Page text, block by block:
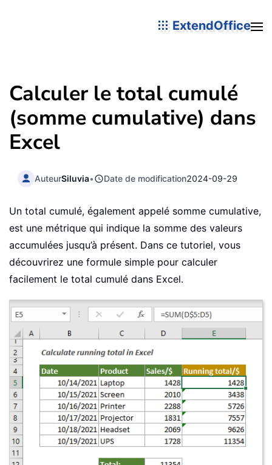
ExtendOffice
Calculer le total cumulé
(somme cumulative) dans
Excel
AuteurSiluvia• Date de modification2024-09-29
Un total cumulé, également appelé somme cumulative,
est une métrique qui indique la somme des valeurs
accumulées jusqu’à présent. Dans ce tutoriel, vous
découvrirez une formule simple pour calculer
facilement le total cumulé dans Excel.